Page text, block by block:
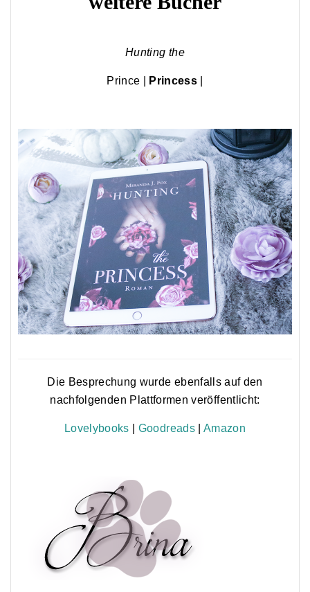
Hunting the
Prince Princess
Die Besprechung wurde ebenfalls auf den
nachfolgenden Plattformen veröffentlicht:
Lovelybooks Goodreads|Amazon